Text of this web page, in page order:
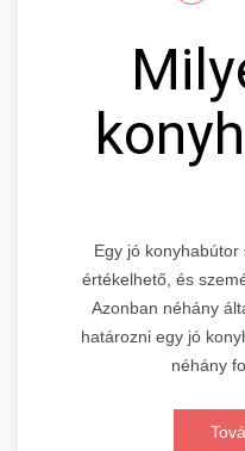
Egy jó
értékelhető, és
Azonban néhány
határozni egy jó
néhány